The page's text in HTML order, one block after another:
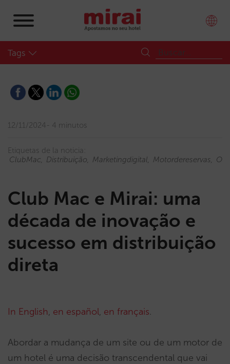
Tags
12/11/2024 4 minutos
Etiquetas de la noticia:
ClubMac
Distribuição Marketingdigital Motordereservas
Club Mac e Mirai: uma
década de inovação e
sucesso em distribuição
direta
In English, en español, en français.
Abordar a mudança de um site ou de um motor de
um hotel é uma decisão transcendental que vai